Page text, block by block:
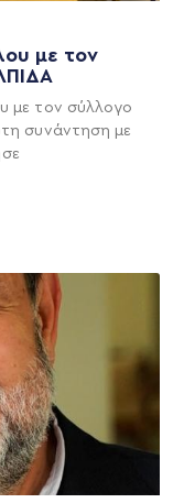
με τον
με τον σύλλογο
συνάντηση με